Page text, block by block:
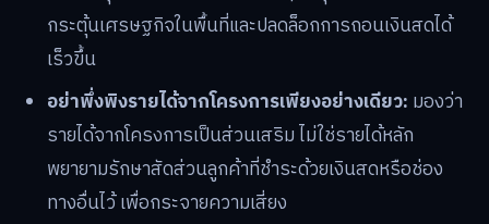
กระตุ้นเศรษฐกิจในพื้นที่และปลดล็อกการถอนเงินสดได้
เร็วขึ้น
อย่าพึ่งพิงรายได้จากโครงการเพียงอย่างเดียว: มองว่า
รายได้จากโครงการเป็นส่วนเสริม ไม่ใช่รายได้หลัก
พยายามรักษาสัดส่วนลูกค้าที่ชำระด้วยเงินสดหรือช่อง
ทางอื่นไว้ เพื่อกระจายความเสี่ยง